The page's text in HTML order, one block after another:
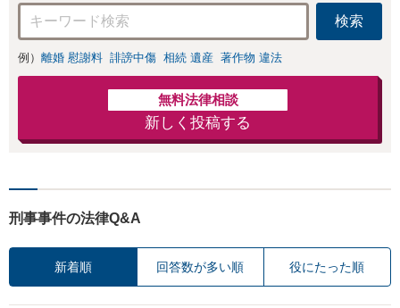
検索
例） 離婚 慰謝料 誹謗中傷 相続 遺産 著作物 違法
無料法律相談
新しく投稿する
刑事事件の法律Q&A
新着順 回答数が多い順 役にたった順